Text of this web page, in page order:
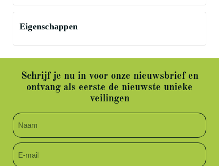
Eigenschappen
Schrijf je nu in voor onze nieuwsbrief en
ontvang als eerste de nieuwste unieke
veilingen